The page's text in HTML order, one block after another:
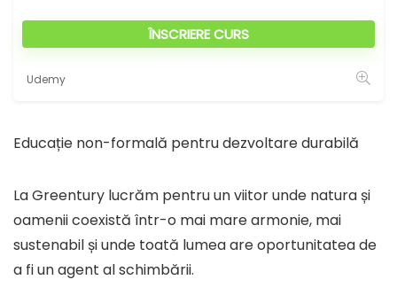
ÎNSCRIERE CURS
Udemy
Educație non-formală pentru dezvoltare durabilă
La Greentury lucrăm pentru un viitor unde natura și
oamenii coexistă într-o mai mare armonie, mai
sustenabil și unde toată lumea are oportunitatea de
a fi un agent al schimbării.